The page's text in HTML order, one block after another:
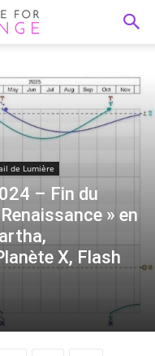
de Lumière
– Fin du
» en
X, Flash